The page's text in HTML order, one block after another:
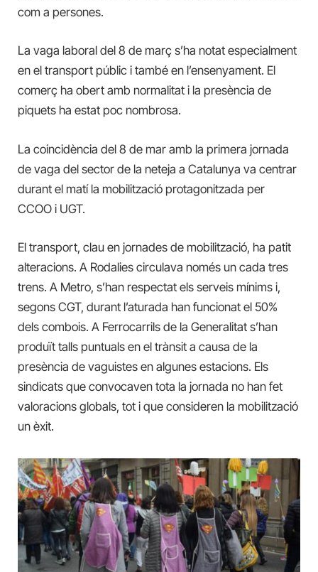
com a persones.
La vaga laboral del 8 de març s’ha notat especialment
en el transport públic i també en l’ensenyament. El
comerç ha obert amb normalitat i la presència de
piquets ha estat poc nombrosa.
La coincidència del 8 de mar amb la primera jornada
de vaga del sector de la neteja a Catalunya va centrar
durant el matí la mobilització protagonitzada per
CCOO i UGT.
El transport, clau en jornades de mobilització, ha patit
alteracions. A Rodalies circulava només un cada tres
trens. A Metro, s’han respectat els serveis mínims i,
segons CGT, durant l’aturada han funcionat el 50%
dels combois. A Ferrocarrils de la Generalitat s’han
produït talls puntuals en el trànsit a causa de la
presència de vaguistes en algunes estacions. Els
sindicats que convocaven tota la jornada no han fet
valoracions globals, tot i que consideren la mobilització
un èxit.